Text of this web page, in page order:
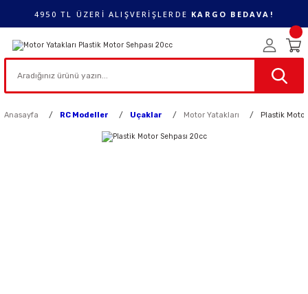
4950 TL ÜZERİ ALIŞVERİŞLERDE KARGO BEDAVA!
Anasayfa RC Modeller Uçaklar Motor Yatakları Plastik